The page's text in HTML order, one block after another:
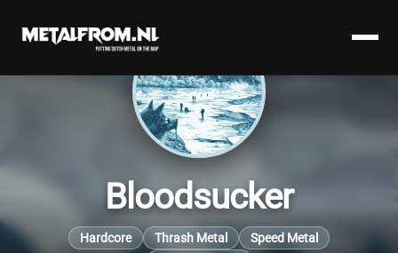
Bloodsucker
Hardcore Thrash Metal
Speed Metal